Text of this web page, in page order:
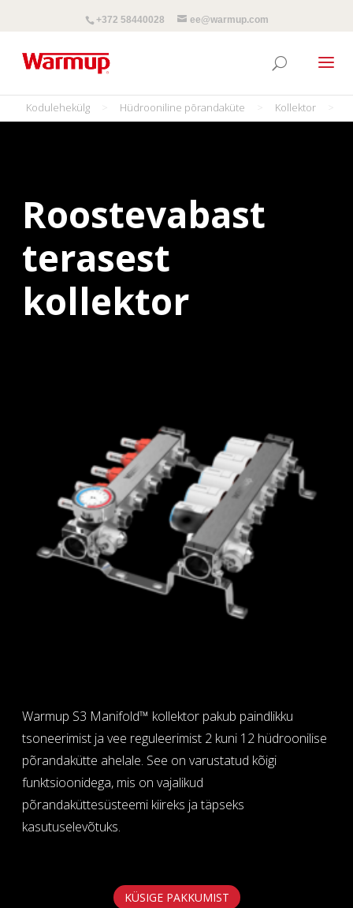
+372 58440028 ee@warmup.com
Kodulehekülg > Hüdrooniline põrandaküte > Kollektor >
Roostevabast
terasest
kollektor
Warmup S3 Manifold™ kollektor pakub paindlikku
tsoneerimist ja vee reguleerimist 2 kuni 12 hüdroonilise
põrandakütte ahelale. See on varustatud kõigi
funktsioonidega, mis on vajalikud
põrandaküttesüsteemi kiireks ja täpseks
kasutuselevõtuks.
KÜSIGE PAKKUMIST